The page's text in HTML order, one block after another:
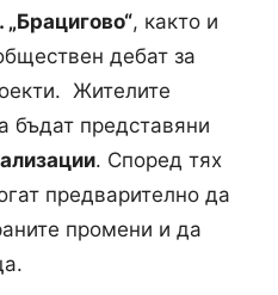
, както и
дебат за
Жителите
бъдат представяни
. Според тях
предварително да
промени и да